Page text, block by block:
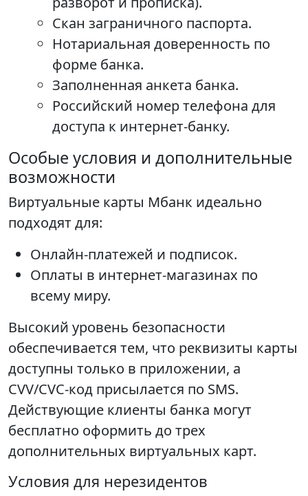
Скан заграничного паспорта.
Нотариальная доверенность по
форме банка.
Заполненная анкета банка.
Российский номер телефона для
доступа к интернет-банку.
Особые условия и дополнительные
возможности
Виртуальные карты Мбанк идеально
подходят для:
Онлайн-платежей и подписок.
Оплаты в интернет-магазинах по
всему миру.
Высокий уровень безопасности
обеспечивается тем, что реквизиты карты
доступны только в приложении, а
CVV/CVC-код присылается по SMS.
Действующие клиенты банка могут
бесплатно оформить до трех
дополнительных виртуальных карт.
Условия для нерезидентов